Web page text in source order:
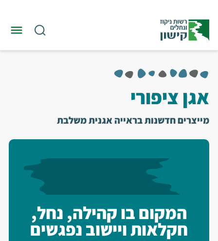
אגן ציפורי
מייצרים חדשנות בראייה אגנית משלבת
המקום בו קהילה, נחל,
חקלאות ויישוב נפגשים